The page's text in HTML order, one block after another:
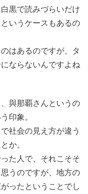
黒で読みづらいだけ
いうケースもあるの
はあるのですが、タ
ならないんですよね
與那覇さんというの
印象。
社会の見え方が違う
か。
た人で、それこそそ
うのですが、地方の
ったということでし